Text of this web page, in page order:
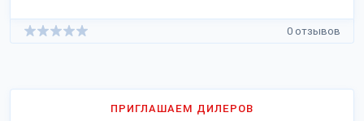
0 отзывов
ПРИГЛАШАЕМ ДИЛЕРОВ